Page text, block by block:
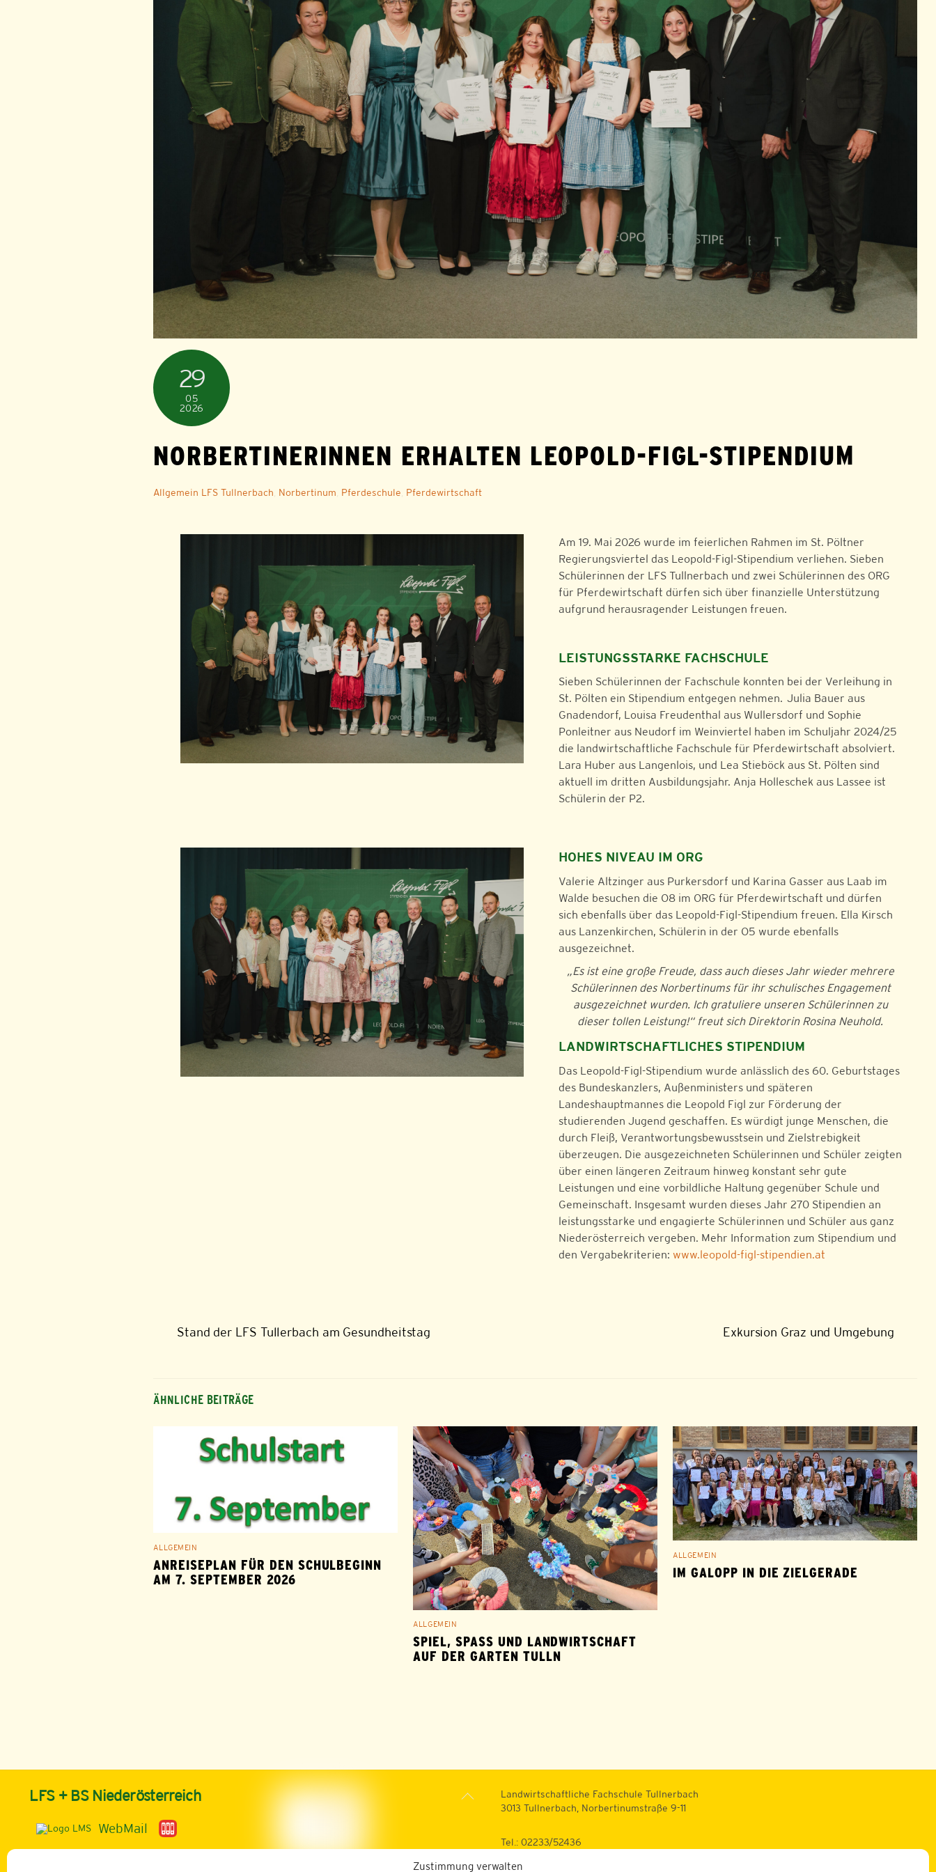
Zustimmung verwalten
29
05
2026
NORBERTINERINNEN ERHALTEN LEOPOLD-FIGL-STIPENDIUM
Allgemein LFS Tullnerbach Norbertinum Pferdeschule Pferdewirtschaft
Am 19. Mai 2026 wurde im feierlichen Rahmen im St. Pöltner
Regierungsviertel das Leopold-Figl-Stipendium verliehen. Sieben
Schülerinnen der LFS Tullnerbach und zwei Schülerinnen des ORG
für Pferdewirtschaft dürfen sich über finanzielle Unterstützung
aufgrund herausragender Leistungen freuen.
LEISTUNGSSTARKE FACHSCHULE
Sieben Schülerinnen der Fachschule konnten bei der Verleihung in
St. Pölten ein Stipendium entgegen nehmen. Julia Bauer aus
Gnadendorf, Louisa Freudenthal aus Wullersdorf und Sophie
Ponleitner aus Neudorf im Weinviertel haben im Schuljahr 2024/25
die landwirtschaftliche Fachschule für Pferdewirtschaft absolviert.
Lara Huber aus Langenlois, und Lea Stieböck aus St. Pölten sind
aktuell im dritten Ausbildungsjahr. Anja Holleschek aus Lassee ist
Schülerin der P2.
HOHES NIVEAU IM ORG
Valerie Altzinger aus Purkersdorf und Karina Gasser aus Laab im
Walde besuchen die O8 im ORG für Pferdewirtschaft und dürfen
sich ebenfalls über das Leopold-Figl-Stipendium freuen. Ella Kirsch
aus Lanzenkirchen, Schülerin in der O5 wurde ebenfalls
ausgezeichnet.
„Es ist eine große Freude, dass auch dieses Jahr wieder mehrere
Schülerinnen des Norbertinums für ihr schulisches Engagement
ausgezeichnet wurden. Ich gratuliere unseren Schülerinnen zu
dieser tollen Leistung!“ freut sich Direktorin Rosina Neuhold.
LANDWIRTSCHAFTLICHES STIPENDIUM
Das Leopold-Figl-Stipendium wurde anlässlich des 60. Geburtstages
des Bundeskanzlers, Außenministers und späteren
Landeshauptmannes die Leopold Figl zur Förderung der
studierenden Jugend geschaffen. Es würdigt junge Menschen, die
durch Fleiß, Verantwortungsbewusstsein und Zielstrebigkeit
überzeugen. Die ausgezeichneten Schülerinnen und Schüler zeigten
über einen längeren Zeitraum hinweg konstant sehr gute
Leistungen und eine vorbildliche Haltung gegenüber Schule und
Gemeinschaft. Insgesamt wurden dieses Jahr 270 Stipendien an
leistungsstarke und engagierte Schülerinnen und Schüler aus ganz
Niederösterreich vergeben. Mehr Information zum Stipendium und
den Vergabekriterien: www.leopold-figl-stipendien.at
Stand der LFS Tullerbach am Gesundheitstag Exkursion Graz und Umgebung
ÄHNLICHE BEITRÄGE
ALLGEMEIN
ANREISEPLAN FÜR DEN SCHULBEGINN
AM 7. SEPTEMBER 2026
ALLGEMEIN
SPIEL, SPASS UND LANDWIRTSCHAFT A
UF DER GARTEN TULLN
ALLGEMEIN
IM GALOPP IN DIE ZIELGERADE
Back
LFS + BS Niederösterreich
WebMail
Landwirtschaftliche Fachschule Tullnerbach
3013 Tullnerbach, Norbertinumstraße 9-11
Tel.: 02233/52436